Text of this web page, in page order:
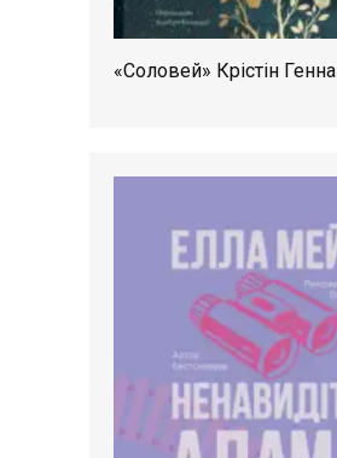
«Соловей» Крістін Генна